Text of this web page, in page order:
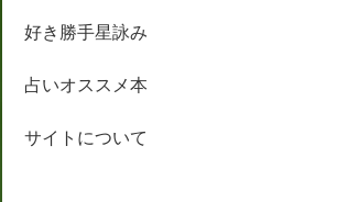
好き勝手星詠み
占いオススメ本
サイトについて